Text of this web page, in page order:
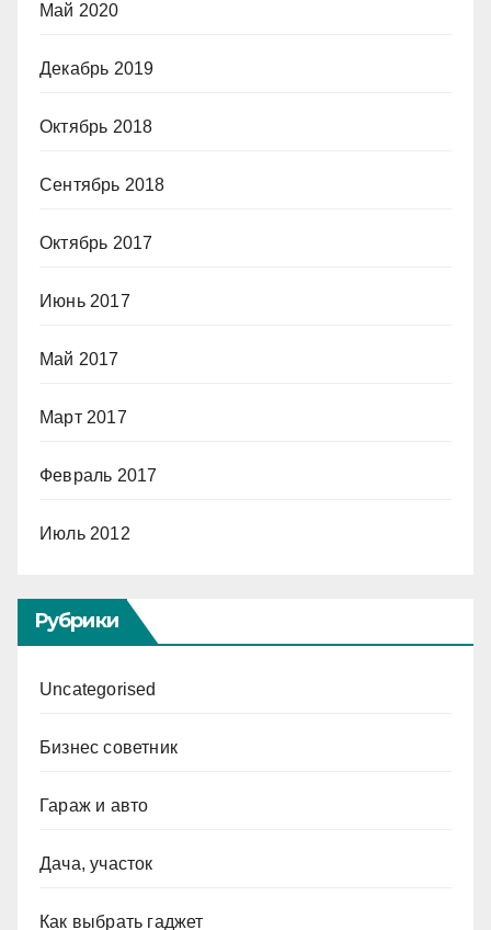
Май 2020
Декабрь 2019
Октябрь 2018
Сентябрь 2018
Октябрь 2017
Июнь 2017
Май 2017
Март 2017
Февраль 2017
Июль 2012
Рубрики
Uncategorised
Бизнес советник
Гараж и авто
Дача, участок
Как выбрать гаджет